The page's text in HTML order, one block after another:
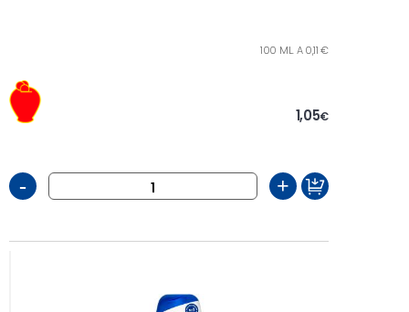
100 ML. A 0,11 €
1,05€
- +